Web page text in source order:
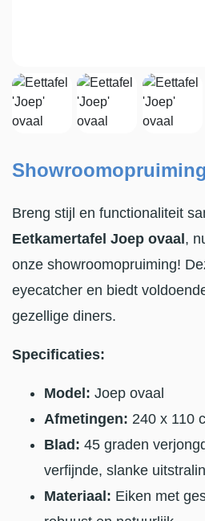
Showroomopruiming
Breng stijl en functionaliteit
Eetkamertafel Joep ovaal ,
onze showroomopruiming!
eyecatcher en biedt
gezellige diners.
Specificaties:
Model: Joep ovaal
Afmetingen: 240 x 110
Blad: 45 graden
verfijnde, slanke
Materiaal: Eiken met